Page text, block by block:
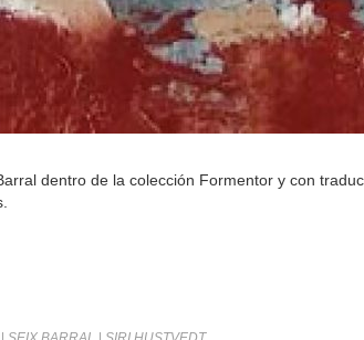
dentro de la colección Formentor y con